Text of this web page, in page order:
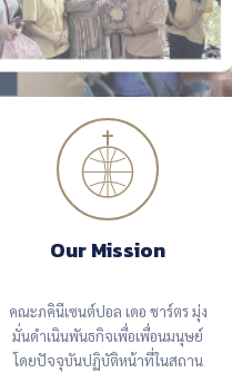
Our Mission
คณะภคินี​เซนต์ปอล​ เดอ ชาร์ตร​ มุ่ง
มั่น​ดำเนิน​พันธกิจ​เพื่อ​เพื่อน​มนุษย์​
โดย​ปัจจุบัน​ปฏิบัติ​หน้าที่​ใน​สถาน​